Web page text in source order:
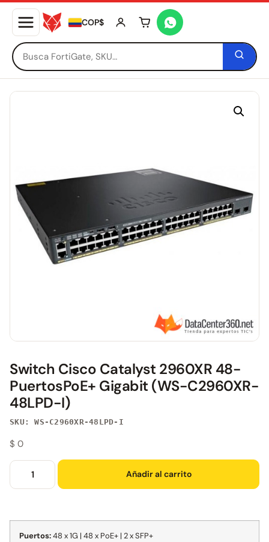
COP$ Tu carrito está vacío
Switch Cisco Catalyst 2960XR 48-
PuertosPoE+ Gigabit (WS-C2960XR-
48LPD-I)
SKU: WS-C2960XR-48LPD-I
$ 0
Añadir al carrito
Puertos:48 x 1G | 48 x PoE+ | 2 x SFP+